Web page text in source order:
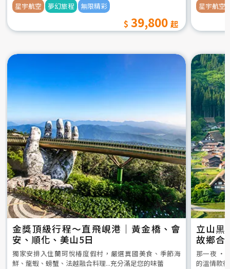
星宇航空 夢幻旅程 無限精彩
39,800
星宇航空
金獎頂級行程～直飛峴港｜黃金橋、會
安、順化、美山5日
獨家安排入住蘭珂悅椿度假村，嚴選異國美食、季節海
鮮、龍蝦、螃蟹、法越融合料理...充分滿足您的味蕾
立山黒
故鄉合
5日
那一夜 ‧
的溫情款